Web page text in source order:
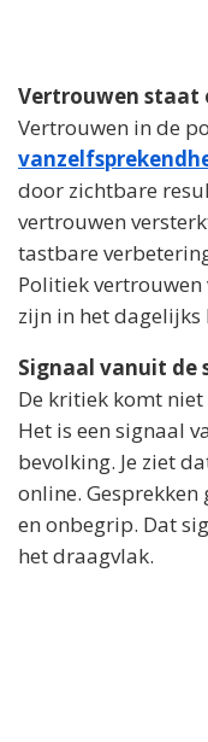
Vertrouwen staat
Vertrouwen in de
door zichtbare
vertrouwen
tastbare
Politiek
zijn in het dagelijks
Signaal vanuit de
De kritiek komt
Het is een signaal
bevolking. Je ziet
online. Gesprekken
en onbegrip. Dat
het draagvlak.